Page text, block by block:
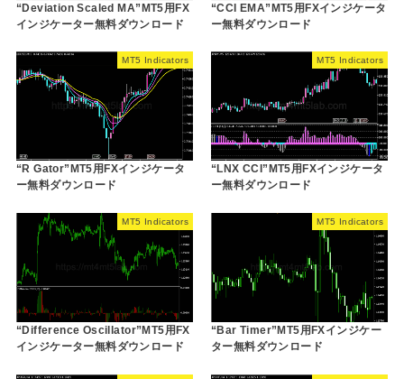
“Deviation Scaled MA”MT5用FX
インジケーター無料ダウンロード
“CCI EMA”MT5用FXインジケータ
ー無料ダウンロード
MT5 Indicators
“R Gator”MT5用FXインジケータ
ー無料ダウンロード
MT5 Indicators
“LNX CCI”MT5用FXインジケータ
ー無料ダウンロード
MT5 Indicators
“Difference Oscillator”MT5用FX
インジケーター無料ダウンロード
MT5 Indicators
“Bar Timer”MT5用FXインジケー
ター無料ダウンロード